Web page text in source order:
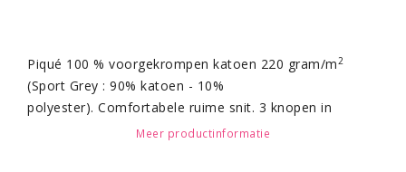
Piqué 100 % voorgekrompen katoen 220 gram/m2
(Sport Grey : 90% katoen - 10%
polyester). Comfortabele ruime snit. 3 knopen in
Meer productinformatie